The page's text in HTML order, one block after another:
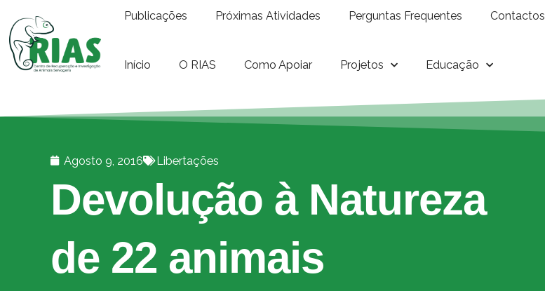
Publicações Próximas Atividades Perguntas Frequentes Contactos
Início O RIAS Como Apoiar Projetos Educação
Agosto 9, 2016 Libertações
Devolução à Natureza
de 22 animais